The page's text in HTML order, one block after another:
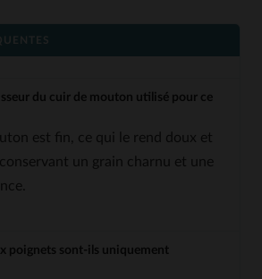
du cuir de mouton utilisé pour ce
est fin, ce qui le rend doux et
un grain charnu et une
poignets sont-ils uniquement